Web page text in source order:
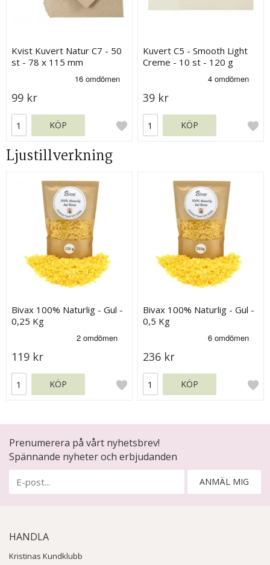
Kvist Kuvert Natur C7 - 50
st - 78 x 115 mm
99 kr
KÖP
Kuvert C5 - Smooth Light
Creme - 10 st - 120 g
39 kr
KÖP
Ljustillverkning
Bivax 100% Naturlig - Gul -
0,25 Kg
119 kr
KÖP
Bivax 100% Naturlig - Gul -
0,5 Kg
236 kr
KÖP
Prenumerera på vårt nyhetsbrev!
Spännande nyheter och erbjudanden
ANMÄL MIG
HANDLA
Kristinas Kundklubb